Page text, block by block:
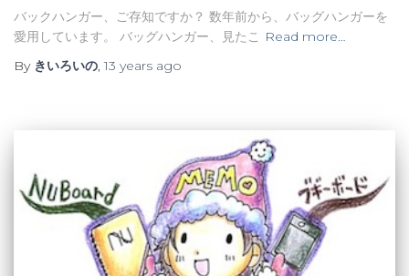
バックハンガー、ご存知ですか？ 数年前から、バッグハンガーを
愛用しています。 バッグハンガー、見たこ
Read more…
By きいろいの,13 years ago